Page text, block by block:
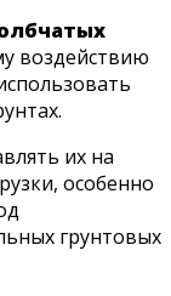
воздействию
их на
особенно
грунтовых